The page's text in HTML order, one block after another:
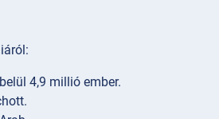
4,9 millió ember.